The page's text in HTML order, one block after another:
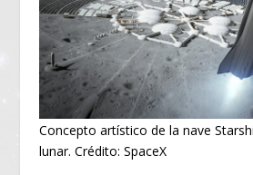
Concepto artístico de la nave
lunar. Crédito: SpaceX